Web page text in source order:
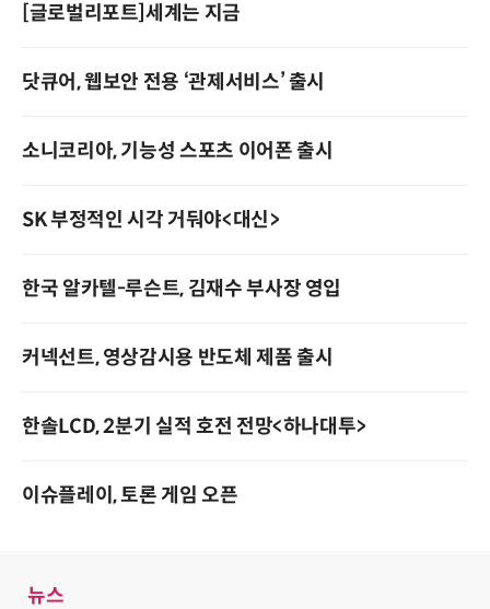
[글로벌리포트]세계는 지금
닷큐어, 웹보안 전용 ‘관제서비스’ 출시
소니코리아, 기능성 스포츠 이어폰 출시
SK 부정적인 시각 거둬야<대신>
한국 알카텔-루슨트, 김재수 부사장 영입
커넥선트, 영상감시용 반도체 제품 출시
한솔LCD, 2분기 실적 호전 전망<하나대투>
이슈플레이, 토론 게임 오픈
뉴스